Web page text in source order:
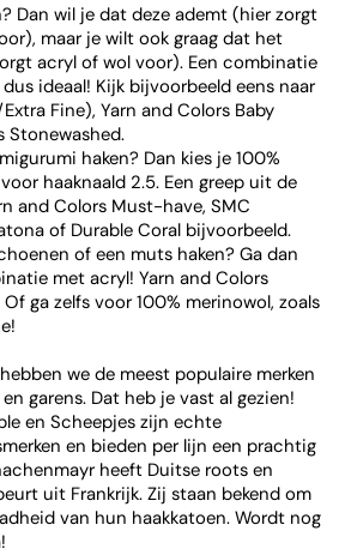
Dan wil je dat deze ademt (hier zorgt
maar je wilt ook graag dat het
acryl of wol voor). Een combinatie
ideaal! Kijk bijvoorbeeld eens naar
Fine), Yarn and Colors Baby
Stonewashed.
haken? Dan kies je 100%
haaknaald 2.5. Een greep uit de
and Colors Must-have, SMC
of Durable Coral bijvoorbeeld.
of een muts haken? Ga dan
met acryl! Yarn and Colors
ga zelfs voor 100% merinowol, zoals
we de meest populaire merken
garens. Dat heb je vast al gezien!
en Scheepjes zijn echte
en bieden per lijn een prachtig
heeft Duitse roots en
uit Frankrijk. Zij staan bekend om
van hun haakkatoen. Wordt nog